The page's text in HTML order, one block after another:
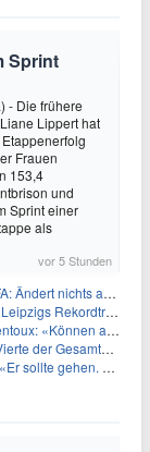
Sprint
- Die frühere
Lippert hat
Frauen
153,4
und
Sprint einer
als
vor 5 Stunden
nichts an Boykott
Rekordtransfer
alles schaffen»
Gesamtwertung
gehen. Jetzt»